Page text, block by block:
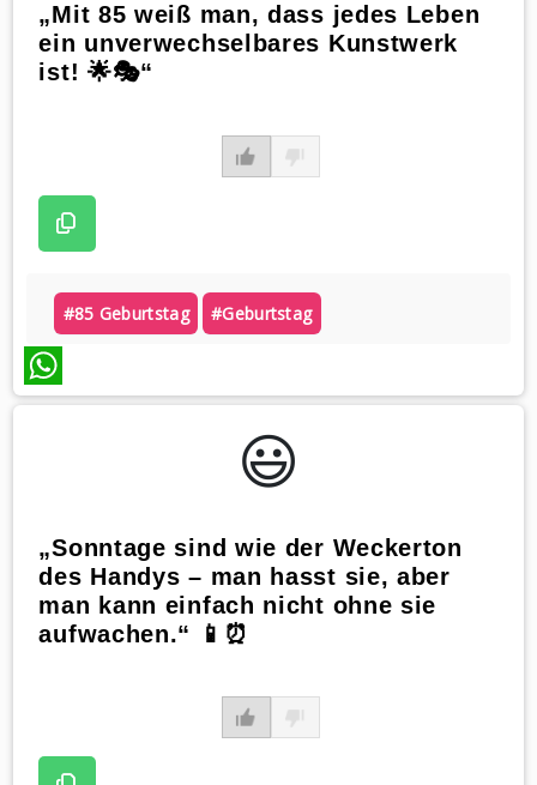
„Mit 85 weiß man, dass jedes Leben
ein unverwechselbares Kunstwerk
ist! 🌟🎭“
#85 Geburtstag #geburtstag
WhatsApp
😃️
„Sonntage sind wie der Weckerton
des Handys – man hasst sie, aber
man kann einfach nicht ohne sie
aufwachen.“ 📱⏰